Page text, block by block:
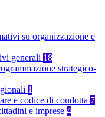
su organizzazione e
generali 18
strategico-
1
e codice di condotta 7
e imprese 4